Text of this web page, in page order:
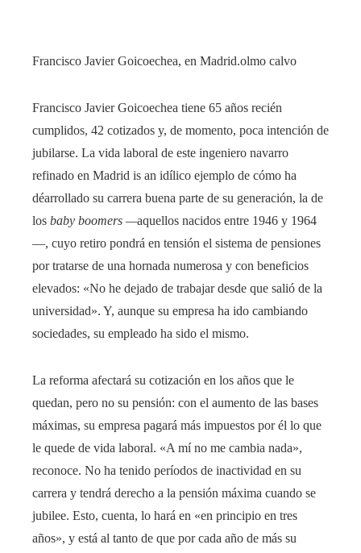
Francisco Javier Goicoechea, en Madrid.olmo calvo
Francisco Javier Goicoechea tiene 65 años recién
cumplidos, 42 cotizados y, de momento, poca intención de
jubilarse. La vida laboral de este ingeniero navarro
refinado en Madrid is an idílico ejemplo de cómo ha
déarrollado su carrera buena parte de su generación, la de
los baby boomers —aquellos nacidos entre 1946 y 1964
—, cuyo retiro pondrá en tensión el sistema de pensiones
por tratarse de una hornada numerosa y con beneficios
elevados: «No he dejado de trabajar desde que salió de la
universidad». Y, aunque su empresa ha ido cambiando
sociedades, su empleado ha sido el mismo.
La reforma afectará su cotización en los años que le
quedan, pero no su pensión: con el aumento de las bases
máximas, su empresa pagará más impuestos por él lo que
le quede de vida laboral. «A mí no me cambia nada»,
reconoce. No ha tenido períodos de inactividad en su
carrera y tendrá derecho a la pensión máxima cuando se
jubilee. Esto, cuenta, lo hará en «en principio en tres
años», y está al tanto de que por cada año de más su